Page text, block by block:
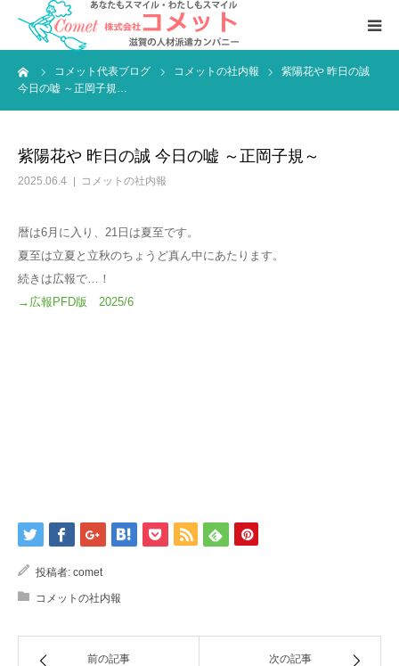
コメット代表ブログ コメットの社内報
紫陽花や 昨日の誠
今日の嘘 ～正岡子規…
紫陽花や 昨日の誠 今日の嘘 ～正岡子規～
2025.06.4 コメットの社内報
暦は6月に入り、21日は夏至です。
夏至は立夏と立秋のちょうど真ん中にあたります。
続きは広報で…！
→広報PFD版 2025/6
投稿者: comet
コメットの社内報
前の記事 次の記事
お仕事をおさがしの方へ
会社案内